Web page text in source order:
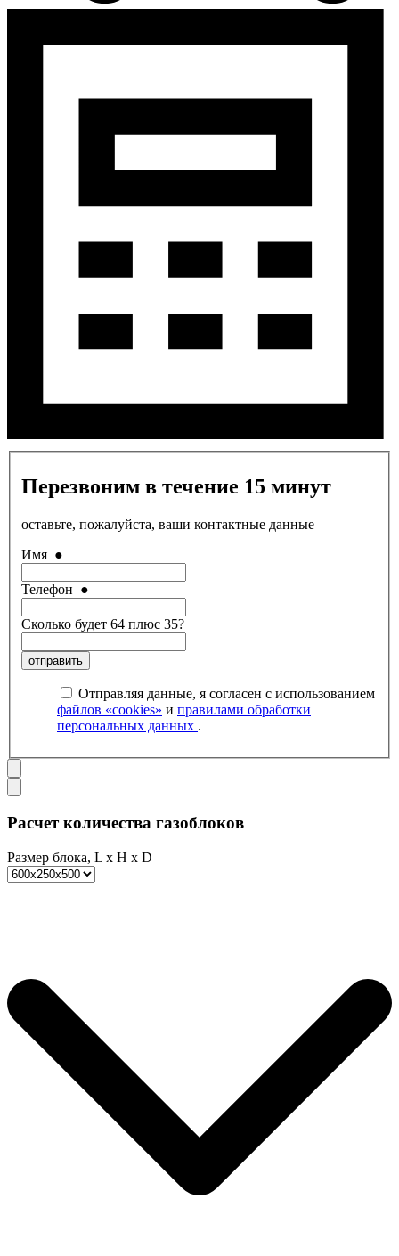
Перезвоним в течение 15 минут
оставьте, пожалуйста, ваши контактные данные
Имя ●
Телефон ●
Сколько будет 64 плюс 35?
отправить
Отправляя данные, я согласен с использованием
файлов «cookies» и правилами обработки
персональных данных .
Расчет количества газоблоков
Размер блока, L x H x D